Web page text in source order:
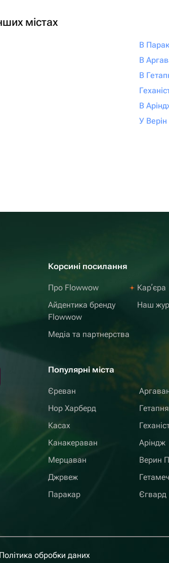
містах
В
В
В
В
У Верін
Корсині посилання
Про Flowwow
Айдентика бренду
Flowwow
Медіа та партнерства
Карʼєра
Наш
Популярні міста
Єреван
Нор Харберд
Касах
Канакераван
Мерцаван
Джрвеж
Паракар
Гетапня
Аріндж
Верин
Гетамеч
Єгвард
Політика обробки даних